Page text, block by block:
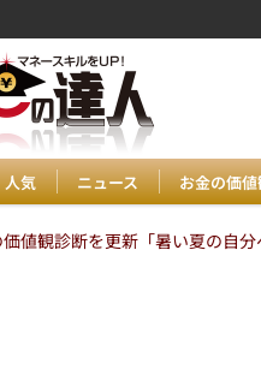
人気 ニュース お金の価
値観診断を更新「暑い夏の自